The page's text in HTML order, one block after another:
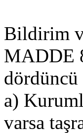
Bildirim
MADDE
dördüncü
a)
varsa